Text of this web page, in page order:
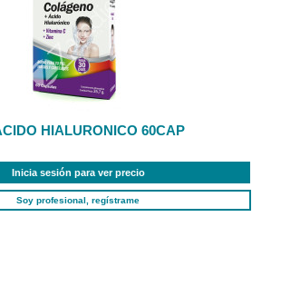
HIALURONICO 60CAP
Inicia sesión para ver precio
Soy profesional, regístrame